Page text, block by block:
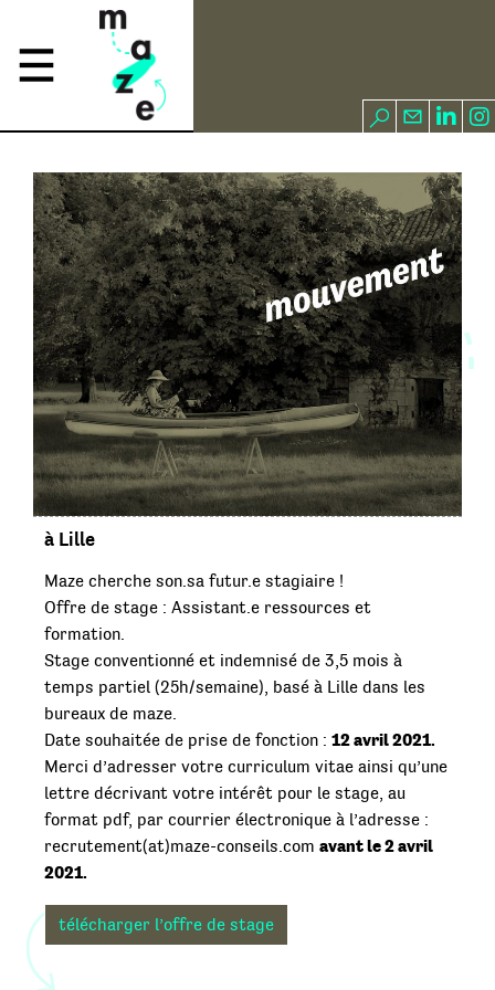
à Lille
Maze cherche son.sa futur.e stagiaire !
Offre de stage : Assistant.e ressources et
formation.
Stage conventionné et indemnisé de 3,5 mois à
temps partiel (25h/semaine), basé à Lille dans les
bureaux de maze.
Date souhaitée de prise de fonction : 12 avril 2021.
Merci d’adresser votre curriculum vitae ainsi qu’une
lettre décrivant votre intérêt pour le stage, au
format pdf, par courrier électronique à l’adresse :
recrutement(at)maze-conseils.com avant le 2 avril
2021.
télécharger l’offre de stage